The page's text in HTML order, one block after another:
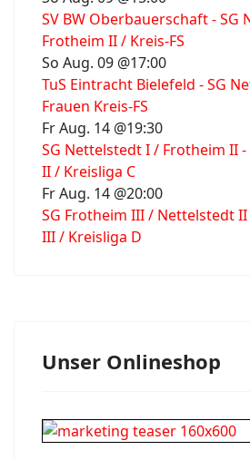
SV BW Oberbauerschaft - SG
Frotheim II / Kreis-FS
So Aug. 09 @17:00
TuS Eintracht Bielefeld - SG
Frauen Kreis-FS
Fr Aug. 14 @19:30
SG Nettelstedt I / Frotheim II -
II / Kreisliga C
Fr Aug. 14 @20:00
SG Frotheim III / Nettelstedt
III / Kreisliga D
Unser Onlineshop